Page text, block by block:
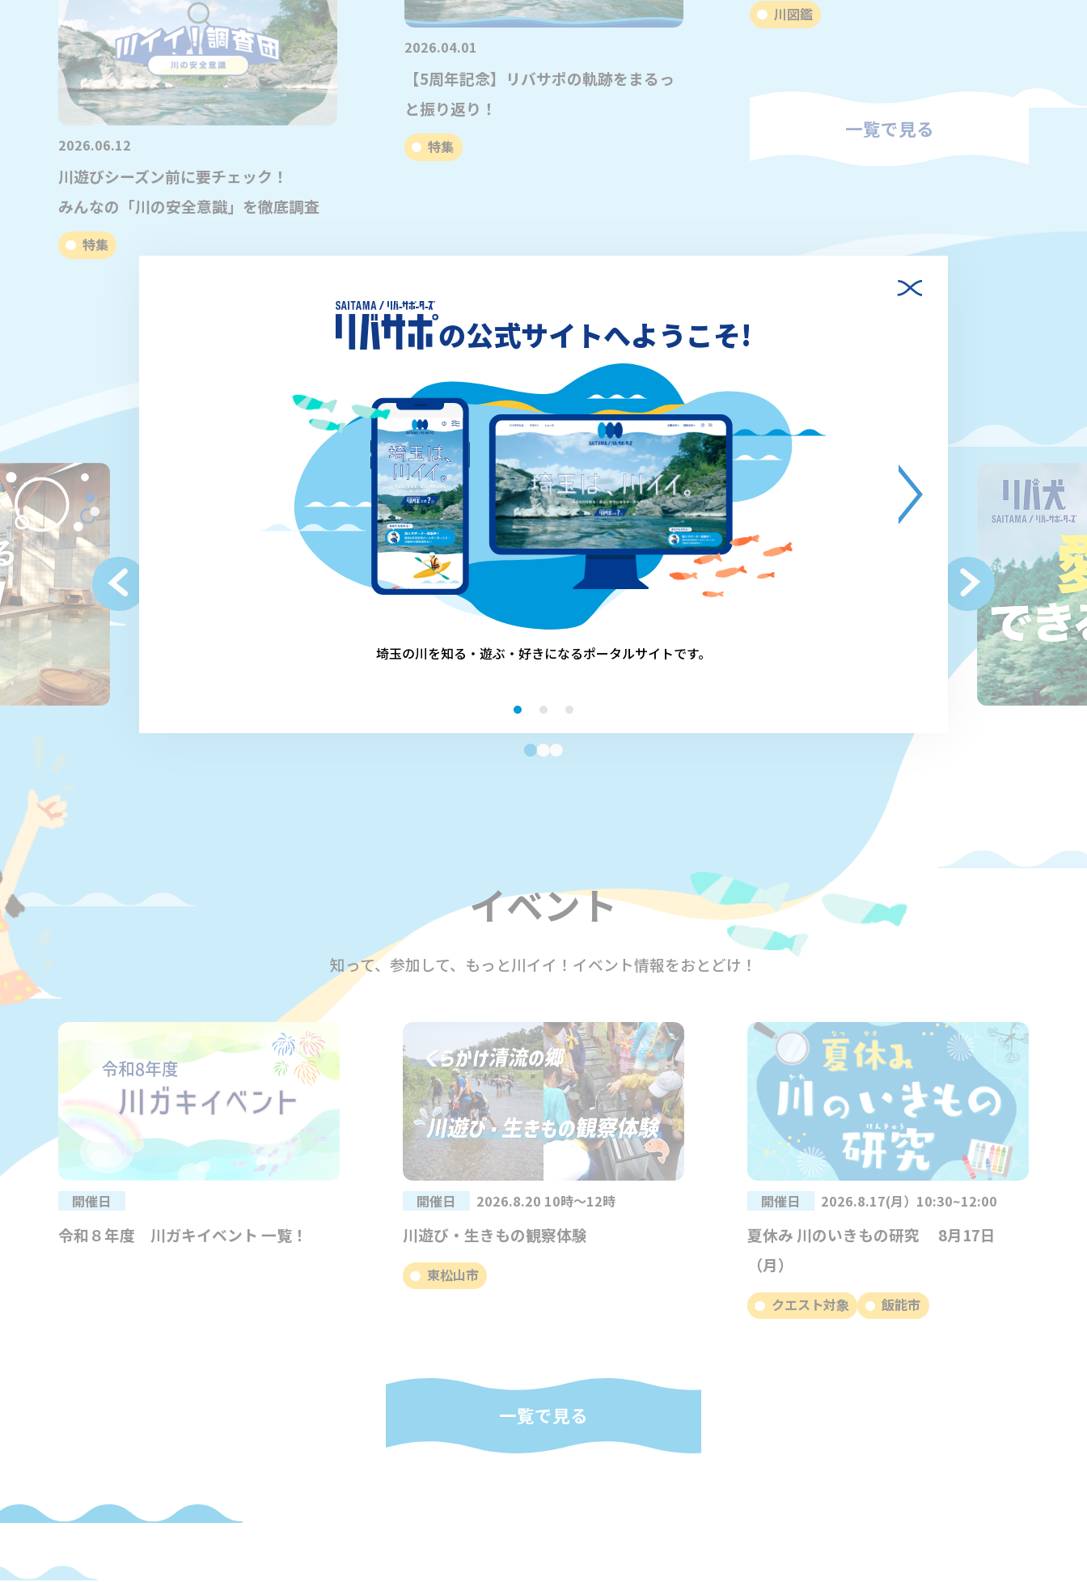
2026.06.12
川遊びシーズン前に要チェック！
みんなの「川の安全意識」を徹底調査
特集
2026.04.01
【5周年記念】リバサポの軌跡をまるっ
と振り返り！
特集
川図鑑
一覧で見る
PICK UP !
イベント
知って、参加して、もっと川イイ！イベント情報をおとどけ！
開催日
令和８年度 川ガキイベント 一覧！
開催日 2026.8.20 10時～12時
川遊び・生きもの観察体験
東松山市
開催日 2026.8.17(月）10:30~12:00
夏休み 川のいきもの研究 8月17日
（月）
クエスト対象 飯能市
一覧で見る
の公式サイトへようこそ!
埼玉の川を知る・遊ぶ・好きになるポータルサイトです。